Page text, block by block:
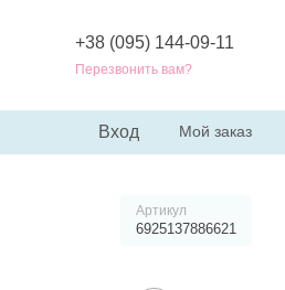
+38 (095) 144-09-11
Перезвонить вам?
Вход Мой заказ
Артикул
6925137886621